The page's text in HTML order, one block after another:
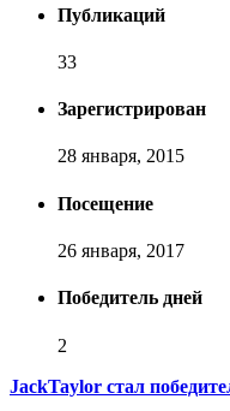
Публикаций
33
Зарегистрирован
28 января, 2015
Посещение
26 января, 2017
Победитель дней
2
JackTaylor стал